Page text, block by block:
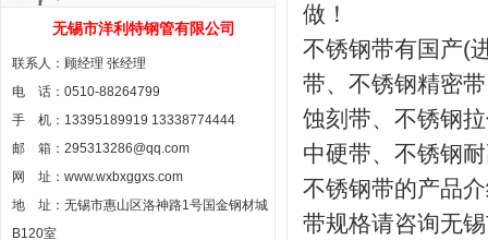
无锡市洋利特钢管有限公司
联系人：顾经理 张经理
电 话：0510-88264799
手 机：13395189919 13338774444
邮 箱：295313286@qq.com
网 址：www.wxbxggxs.com
地 址：无锡市惠山区洛神路1号国金钢材城
B120室
做！
不锈钢带有国产(
带、不锈钢精密
蚀刻带、不锈钢
中硬带、不锈钢
不锈钢带的产品
带规格请咨询无